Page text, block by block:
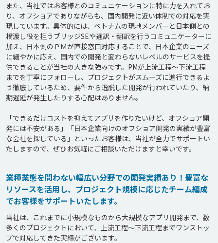
また、当社ではお客様とのコミュニケーションに特に力を入れてお
り、オフショアでありながらも、国内開発に近い体制での対応を実
現しています。具体的には、ベトナムの現地メンバーと日本側との
橋渡し役を担うブリッジSEや通訳・翻訳を行うコミュニケーターに
加え、日本側のＰＭが直接窓口対応することで、日本企業のニーズ
に細やかに応え、国内での開発と変わらないレベルのサービスを提
供できることが当社の大きな強みです。PMが上流工程〜下流工程
までを丁寧にフォローし、プロジェクトがスムーズに進行できるよ
う徹底しているため、要件から逸脱した開発が行われていたり、納
期遅延が発生したりする心配はありません。
「できるだけコストを抑えてアプリを作りたいけど、オフショア開
発には不安がある」「日本企業向けのオフショア開発の実績が豊富
な会社を探している」といったお客様は、当社が全力でサポートい
業種業態を問わない幅広い分野での開発実績あり！豊富な
リソースを活用し、プロジェクト規模に応じたチーム編成
でお客様をサポートいたします。
当社は、これまでに小規模なものから大規模なアプリ開発まで、数
多くのプロジェクトにおいて、上流工程〜下流工程までワンストッ
プで対応してきた実績がございます。